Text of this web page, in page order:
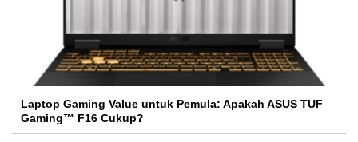
Laptop Gaming Value untuk Pemula: Apakah ASUS TUF
Gaming™ F16 Cukup?